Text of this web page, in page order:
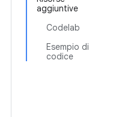
aggiuntive
Codelab
Esempio di
codice